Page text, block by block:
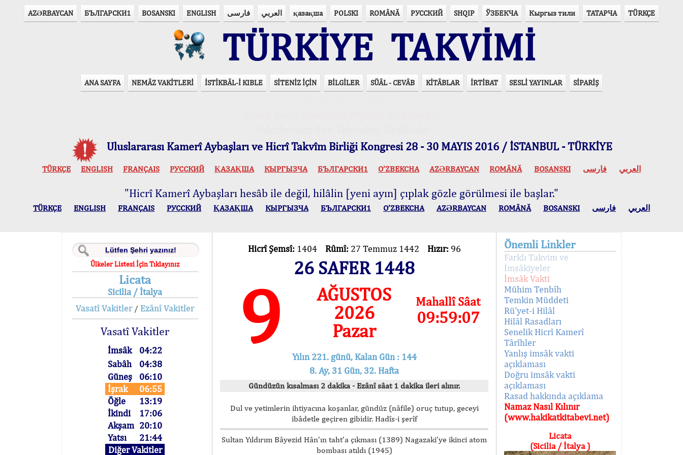
AZӘRBAYCAN БЪЛГАРСКИ1 BOSANSKI ENGLISH فارسی العربي қазақша POLSKI ROMÂNĂ РУССКИЙ SHQIP ЎЗБЕКЧА Кыргыз тили ТАТАРЧА TÜRKÇE
TÜRKİYE TAKVİMİ
ANA SAYFA NEMÂZ VAKİTLERİ İSTİKBÂL-İ KIBLE SİTENİZ İÇİN BİLGİLER SÜÂL - CEVÂB KİTÂBLAR İRTİBAT SESLİ YAYINLAR SİPARİŞ
Uluslararası Kamerî Aybaşları ve Hicrî Takvîm Birliği Kongresi 28 - 30 MAYIS 2016 / İSTANBUL - TÜRKİYE
TÜRKÇE ENGLISH FRANÇAIS РУССКИЙ ҚАЗАҚША КЫPГЫЗЧA БЪЛГАРСКИ1 O’ZBEKCHA AZӘRBAYCAN ROMÂNĂ BOSANSKI العربي فارسی
"Hicrî Kamerî Aybaşları hesâb ile değil, hilâlin [yeni ayın] çıplak gözle görülmesi ile başlar."
TÜRKÇE ENGLISH FRANÇAIS РУССКИЙ ҚАЗАҚША КЫPГЫЗЧA БЪЛГАРСКИ1 O’ZBEKCHA AZӘRBAYCAN ROMÂNĂ BOSANSKI العربي فارسی
Ülkeler Listesi İçin Tıklayınız
Licata
Sicilia / İtalya
Vasatî Vakitler/ Ezânî Vakitler
Vasatî Vakitler
İmsâk
04:22
Sabâh
04:38
Güneş
06:10
İşrak
06:55
Öğle
13:19
İkindi
17:06
Akşam 20:10
Yatsı
21:44
Diğer Vakitler
Hicrî Şemsî: 1404 Rûmî: 27 Temmuz 1442 Hızır: 96
26 SAFER 1448
9
AĞUSTOS
2026
Pazar
Mahallî Sâat
09:59:07
Yılın 221. günü, Kalan Gün : 144
8. Ay, 31 Gün, 32. Hafta
Gündüzün kısalması 2 dakika - Ezânî sâat 1 dakika ileri alınır.
Dul ve yetimlerin ihtiyacına koşanlar, gündüz (nâfile) oruç tutup, geceyi
ibâdetle geçiren gibidir. Hadîs-i şerîf
Sultan Yıldırım Bâyezid Hân’ın taht’a çıkması (1389) Nagazaki’ye ikinci atom
bombası atıldı (1945)
Önemli Linkler
Farklı Takvim ve
İmsâkiyeler
İmsâk Vakti
Mühim Tenbîh
Temkin Müddeti
Rü'yet-i Hilâl
Hilâl Rasadları
Senelik Hicrî Kamerî
Târîhler
Yanlış imsâk vakti
açıklaması
Doğru imsâk vakti
açıklaması
Rasad hakkında açıklama
Namaz Nasıl Kılınır
(www.hakikatkitabevi.net)
Licata
(Sicilia / İtalya )